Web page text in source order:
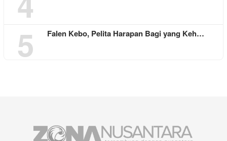
5 Falen Kebo, Pelita Harapan Bagi yang Keh…